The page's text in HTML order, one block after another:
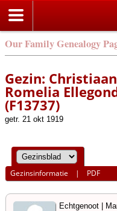
Our Family Genealogy
Gezin:
Romelia
(F13737)
getr. 21 okt 1919
Gezinsinformatie | PDF
Echtgenoot |